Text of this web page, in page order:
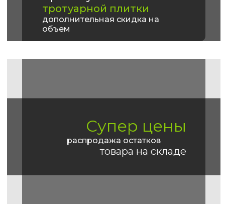
тротуарной плитки
дополнительная скидка на
объем
Супер цены
распродажа остатков
товара на складе